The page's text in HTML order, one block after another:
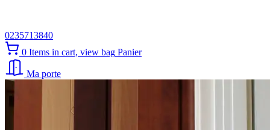
0235713840
0 Items in cart, view bag Panier
Ma porte